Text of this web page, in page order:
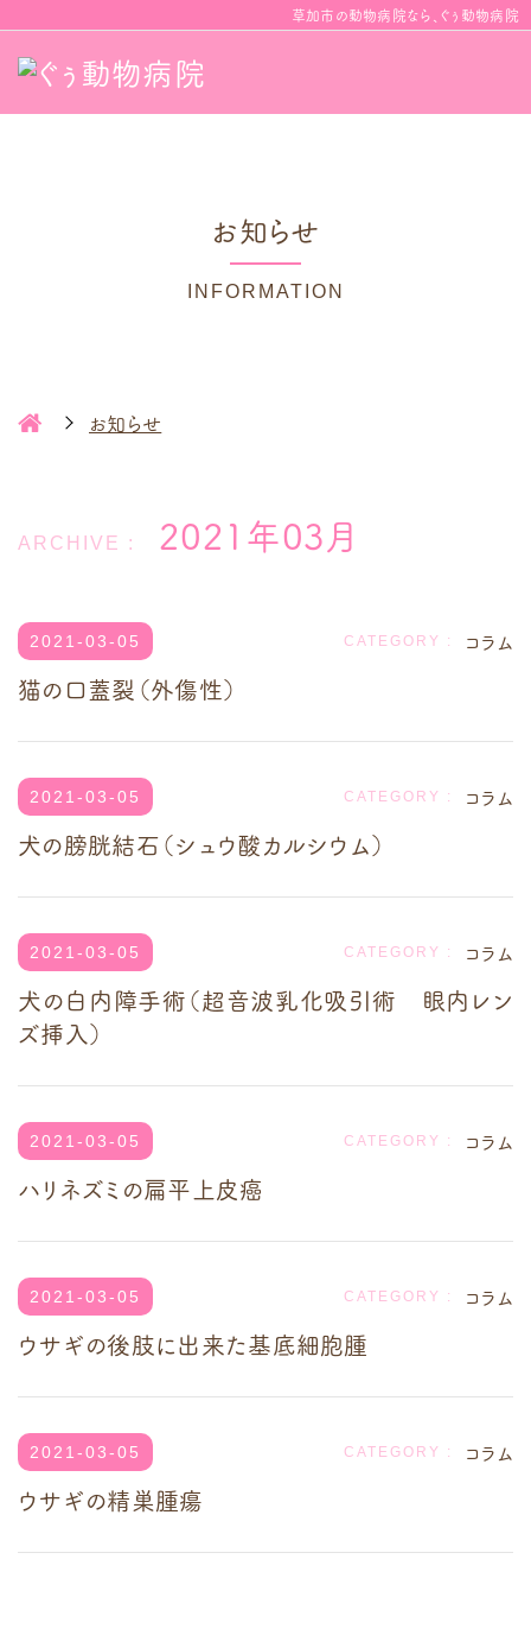
草加市の動物病院なら、ぐぅ動物病院
お知らせ
INFORMATION
お知らせ
2021年03月
コラム
2021-03-05
猫の口蓋裂（外傷性）
コラム
2021-03-05
犬の膀胱結石（シュウ酸カルシウム）
コラム
2021-03-05
犬の白内障手術（超音波乳化吸引術 眼内レン
ズ挿入）
コラム
2021-03-05
ハリネズミの扁平上皮癌
コラム
2021-03-05
ウサギの後肢に出来た基底細胞腫
コラム
2021-03-05
ウサギの精巣腫瘍